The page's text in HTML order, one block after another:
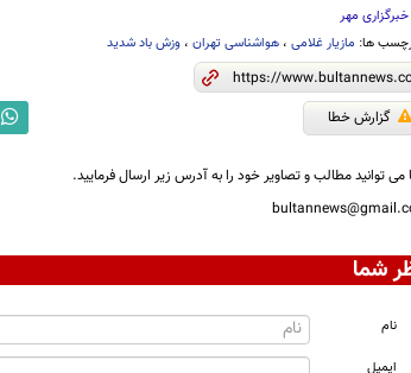
خبرگزاری مهر
ها: مازیار غلامی، هواشناسی تهران، وزش باد شدید
گزارش خطا
توانید مطالب و تصاویر خود را به آدرس زیر ارسال فرمایید.
شما
نام
ایمیل